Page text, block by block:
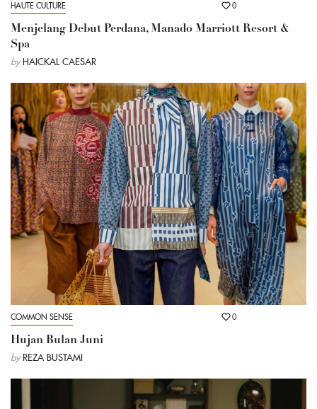
HAUTE CULTURE 0
Menjelang Debut Perdana, Manado Marriott Resort &
Spa
by HAICKAL CAESAR
COMMON SENSE 0
Hujan Bulan Juni
by REZA BUSTAMI